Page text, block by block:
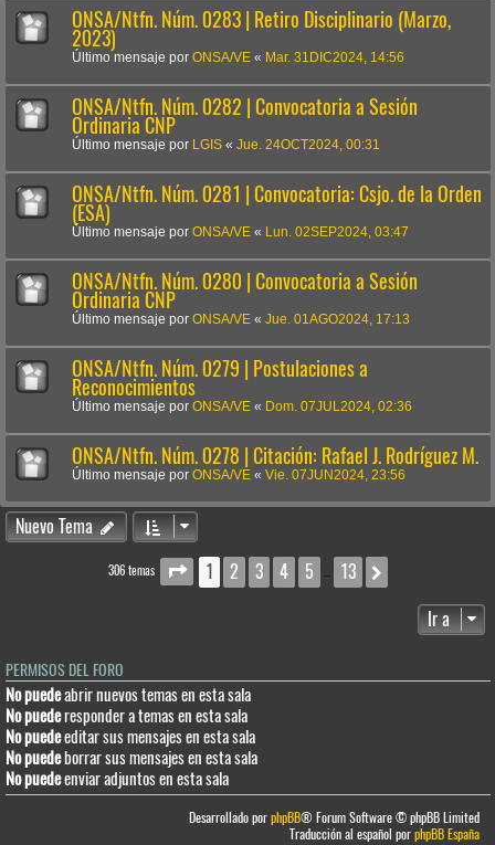
ONSA/Ntfn. Núm. 0283 | Retiro Disciplinario (Marzo,
2023)
Último mensaje por ONSA/VE « Mar. 31DIC2024, 14:56
ONSA/Ntfn. Núm. 0282 | Convocatoria a Sesión
Ordinaria CNP
Último mensaje por LGIS « Jue. 24OCT2024, 00:31
ONSA/Ntfn. Núm. 0281 | Convocatoria: Csjo. de la Orden
(ESA)
Último mensaje por ONSA/VE « Lun. 02SEP2024, 03:47
ONSA/Ntfn. Núm. 0280 | Convocatoria a Sesión
Ordinaria CNP
Último mensaje por ONSA/VE « Jue. 01AGO2024, 17:13
ONSA/Ntfn. Núm. 0279 | Postulaciones a
Reconocimientos
Último mensaje por ONSA/VE « Dom. 07JUL2024, 02:36
ONSA/Ntfn. Núm. 0278 | Citación: Rafael J. Rodríguez M.
Último mensaje por ONSA/VE « Vie. 07JUN2024, 23:56
Nuevo Tema
306 temas Página1 de 13
1 2 3 4 5 … 13
Ir a
PERMISOS DEL FORO
No puedeabrir nuevos temas en esta sala
No puederesponder a temas en esta sala
No puedeeditar sus mensajes en esta sala
No puedeborrar sus mensajes en esta sala
No puedeenviar adjuntos en esta sala
Desarrollado porphpBB® Forum Software © phpBB Limited
Traducción al español porphpBB España